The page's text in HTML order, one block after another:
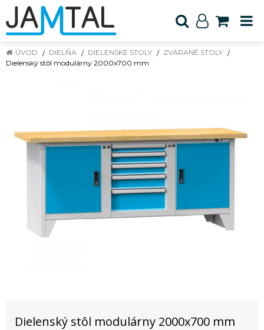
ÚVOD DIELŇA DIELENSKÉ STOLY
ZVÁRANÉ STOLY
Dielenský stôl modulárny 2000x700 mm
Dielenský stôl modulárny 2000x700 mm